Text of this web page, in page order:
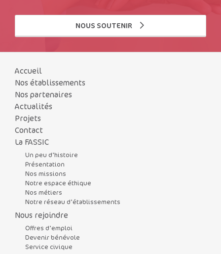
NOUS SOUTENIR
Accueil
Nos établissements
Nos partenaires
Actualités
Projets
Contact
La FASSIC
Un peu d’histoire
Présentation
Nos missions
Notre espace éthique
Nos métiers
Notre réseau d’établissements
Nous rejoindre
Offres d’emploi
Devenir bénévole
Service civique